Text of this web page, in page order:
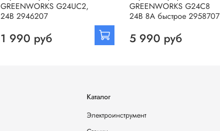
GREENWORKS G24UC2,
24В 2946207
1 990 руб
GREENWORKS G24C8
24B 8А быстрое 2958707
5 990 руб
Каталог
Электроинструмент